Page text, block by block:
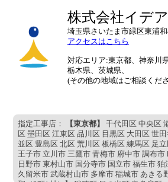
株式会社イデ
埼玉県さいたま市緑区東浦和
アクセスはこちら
対応エリア:東京都、神奈川
栃木県、茨城県、
(その他の地域はご相談くだ
指定工事店： 【東京都】
千代田区 中央区
区 墨田区 江東区 品川区 目黒区 大田区 世
並区 豊島区 北区 荒川区 板橋区 練馬区 足
王子市 立川市 三鷹市 青梅市 府中市 調布
日野市 東村山市 国分寺市 国立市 福生市
久留米市 武蔵村山市 多摩市 稲城市 あきる